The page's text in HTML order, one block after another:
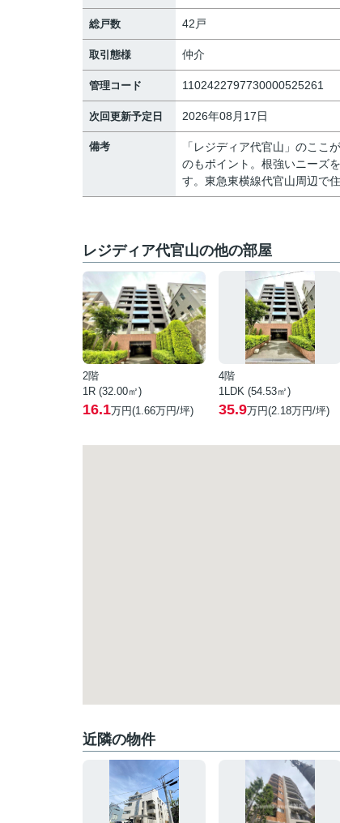
総戸数 42戸
取引態様 仲介
管理コード 1102422797730000525261
次回更新予定日 2026年08月17日
備考
「レジディア代官山」のここ
のもポイント。根強いニーズ
す。東急東横線代官山周辺で
レジディア代官山の他の部屋
2階
1R (32.00㎡)
16.1万円(1.66万円/坪)
4階
1LDK (54.53㎡)
35.9万円(2.18万円/坪)
近隣の物件